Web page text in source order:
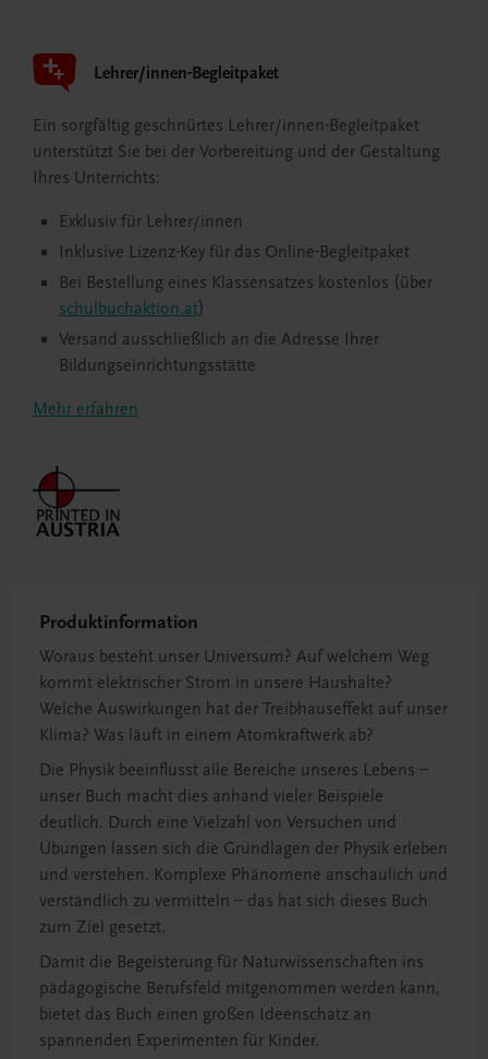
Lehrer/innen-Begleitpaket
Ein sorgfältig geschnürtes Lehrer/innen-Begleitpaket
unterstützt Sie bei der Vorbereitung und der Gestaltung
Ihres Unterrichts:
Exklusiv für Lehrer/innen
Inklusive Lizenz-Key für das Online-Begleitpaket
Bei Bestellung eines Klassensatzes kostenlos (über
schulbuchaktion.at)
Versand ausschließlich an die Adresse Ihrer
Bildungseinrichtungsstätte
Mehr erfahren
Produktinformation
Woraus besteht unser Universum? Auf welchem Weg
kommt elektrischer Strom in unsere Haushalte?
Welche Auswirkungen hat der Treibhauseffekt auf unser
Klima? Was läuft in einem Atomkraftwerk ab?
Die Physik beeinflusst alle Bereiche unseres Lebens –
unser Buch macht dies anhand vieler Beispiele
deutlich. Durch eine Vielzahl von Versuchen und
Übungen lassen sich die Grundlagen der Physik erleben
und verstehen. Komplexe Phänomene anschaulich und
verständlich zu vermitteln – das hat sich dieses Buch
zum Ziel gesetzt.
Damit die Begeisterung für Naturwissenschaften ins
pädagogische Berufsfeld mitgenommen werden kann,
bietet das Buch einen großen Ideenschatz an
spannenden Experimenten für Kinder.